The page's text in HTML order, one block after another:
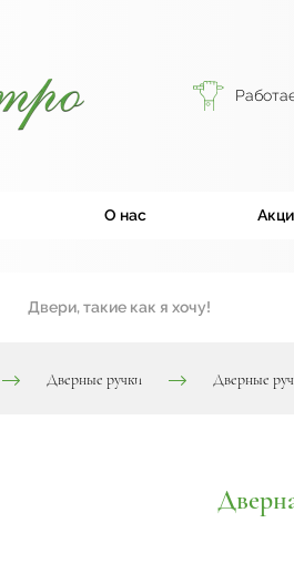
О нас
Двери, такие как я хочу!
Дверные ручки Дверные